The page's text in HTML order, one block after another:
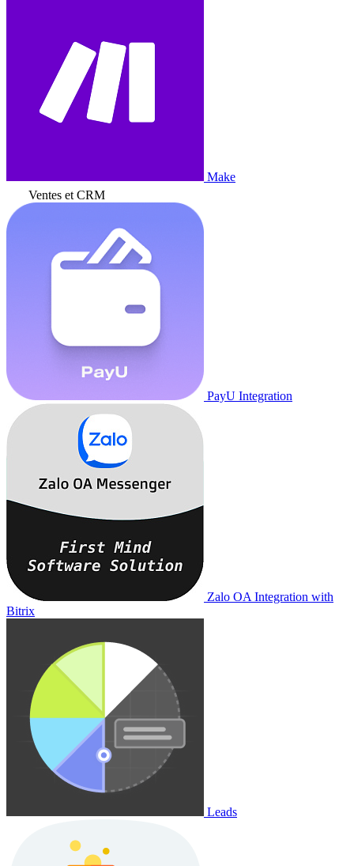
Make
Ventes et CRM
PayU Integration
Zalo OA Integration with
Bitrix
Leads